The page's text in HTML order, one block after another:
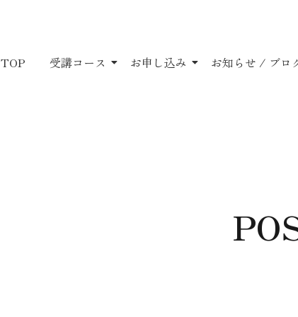
TOP 受講コース お申し込み お知らせ / ブロ